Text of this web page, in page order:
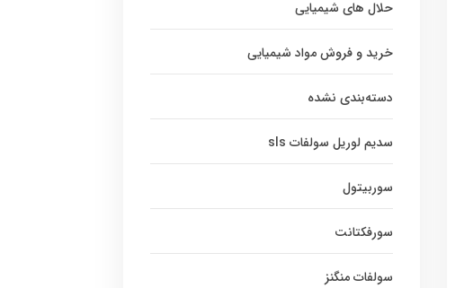
حلال های شیمیایی
خرید و فروش مواد شیمیایی
دسته‌بندی نشده
سدیم لوریل سولفات sls
سوربیتول
سورفکتانت
سولفات منگنز